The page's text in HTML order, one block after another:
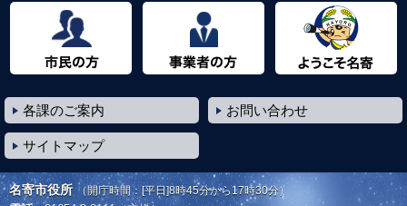
各課のご案内 お問い合わせ
サイトマップ
名寄市役所 （開庁時間：[平日]8時45分から17時30分）